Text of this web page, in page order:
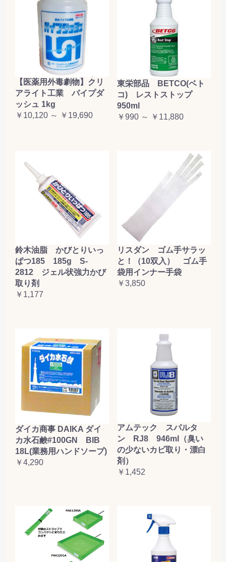
【医薬用外毒劇物】クリ
アライト工業 パイプダ
ッシュ 1kg
￥10,120 ～ ￥19,690
東栄部品 BETCO(ベト
コ) レストストップ
950ml
￥990 ～ ￥11,880
鈴木油脂 かびとりいっ
ぱつ185 185g S-
2812 ジェル状強力かび
取り剤
￥1,177
リスダン ゴム手サラッ
と！（10双入） ゴム手
袋用インナー手袋
￥3,850
ダイカ商事 DAIKA ダイ
カ水石鹸#100GN BIB
18L(業務用ハンドソープ)
￥4,290
アムテック スパルタ
ン RJ8 946ml（臭い
の少ないカビ取り・漂白
剤）
￥1,452